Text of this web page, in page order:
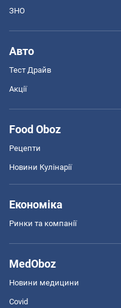
ЗНО
Авто
Тест Драйв
Акції
Food Oboz
Рецепти
Новини Кулінарії
Економіка
Ринки та компанії
MedOboz
Новини медицини
Covid